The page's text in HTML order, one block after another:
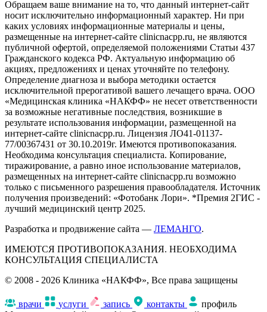
Обращаем ваше внимание на то, что данный интернет-сайт
носит исключительно информационный характер. Ни при
каких условиях информационные материалы и цены,
размещенные на интернет-сайте clinicnacpp.ru, не являются
публичной офертой, определяемой положениями Статьи 437
Гражданского кодекса РФ. Актуальную информацию об
акциях, предложениях и ценах уточняйте по телефону.
Определение диагноза и выбора методики остается
исключительной прерогативой вашего лечащего врача. ООО
«Медицинская клиника «НАКФФ» не несет ответственности
за возможные негативные последствия, возникшие в
результате использования информации, размещенной на
интернет-сайте clinicnacpp.ru. Лицензия ЛО41-01137-
77/00367431 от 30.10.2019г. Имеются противопоказания.
Необходима консультация специалиста. Копирование,
тиражирование, а равно иное использование материалов,
размещенных на интернет-сайте clinicnacpp.ru возможно
только с письменного разрешения правообладателя. Источник
получения произведений: «Фотобанк Лори». *Премия 2ГИС -
лучший медицинский центр 2025.
Разработка и продвижение сайта — ЛЕМАНГО.
ИМЕЮТСЯ ПРОТИВОПОКАЗАНИЯ. НЕОБХОДИМА
КОНСУЛЬТАЦИЯ СПЕЦИАЛИСТА
© 2008 - 2026 Клиника «НАКФФ», Все права защищены
врачи услуги запись контакты
профиль